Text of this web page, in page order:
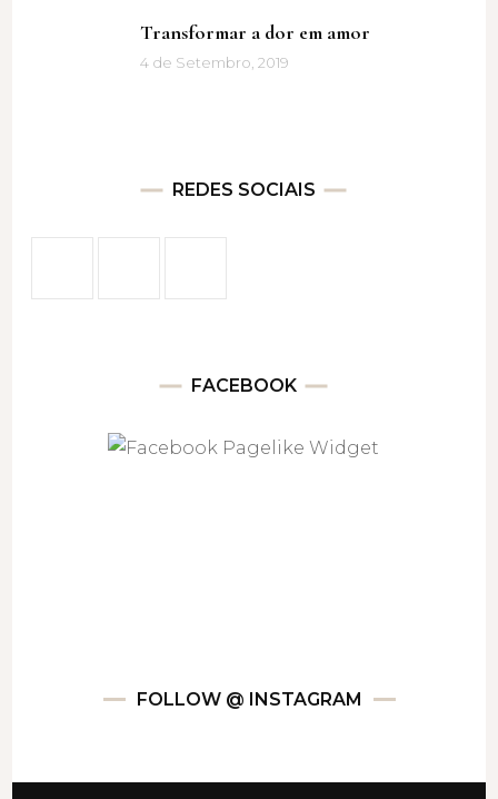
Transformar a dor em amor
4 de Setembro, 2019
REDES SOCIAIS
FACEBOOK
FOLLOW @ INSTAGRAM